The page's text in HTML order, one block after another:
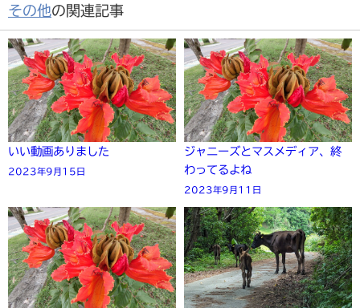
その他の関連記事
いい動画ありました
2023年9月15日
ジャニーズとマスメディア、終
わってるよね
2023年9月11日